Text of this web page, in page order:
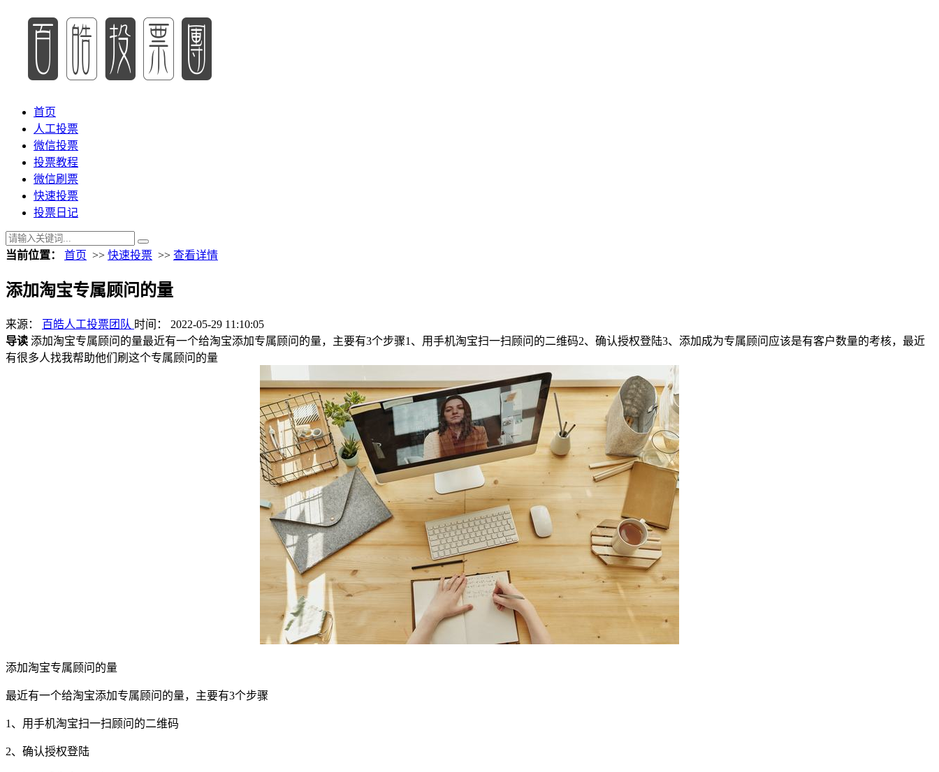
首页
人工投票
微信投票
投票教程
微信刷票
快速投票
投票日记
当前位置： 首页 >> 快速投票 >> 查看详情
添加淘宝专属顾问的量
来源： 百皓人工投票团队 时间： 2022-05-29 11:10:05
导读 添加淘宝专属顾问的量最近有一个给淘宝添加专属顾问的量，主要有3个步骤1、用手机淘宝扫一扫顾问的二维码2、确认授权登陆3、添加成为专属顾问应该是有客户数量的考核，最近
有很多人找我帮助他们刷这个专属顾问的量
添加淘宝专属顾问的量
最近有一个给淘宝添加专属顾问的量，主要有3个步骤
1、用手机淘宝扫一扫顾问的二维码
2、确认授权登陆